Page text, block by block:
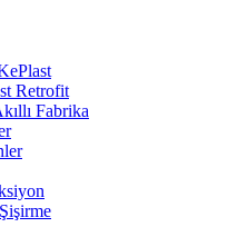
Retrofit
Fabrika